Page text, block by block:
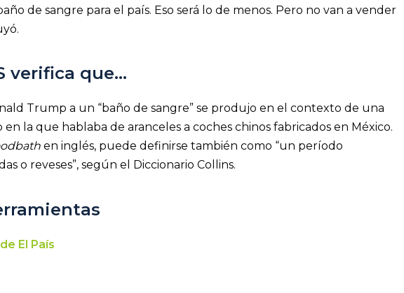
de sangre para el país. Eso será lo de menos. Pero no van a vender
verifica que…
Trump a un “baño de sangre” se produjo en el contexto de una
la que hablaba de aranceles a coches chinos fabricados en México.
en inglés, puede definirse también como “un período
o reveses”, según el Diccionario Collins.
El País